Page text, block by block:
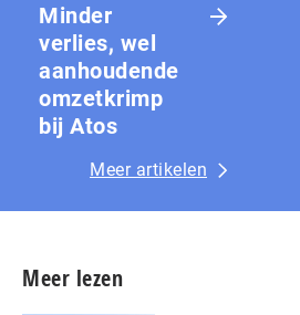
Minder
verlies, wel
aanhoudende
omzetkrimp
bij Atos
Meer artikelen
Meer lezen